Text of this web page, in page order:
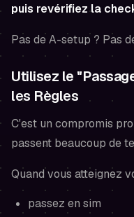
puis revérifiez la
Pas de A-setup ? Pas
Utilisez le
les Règles
C'est un compromis
passent beaucoup de
Quand vous atteignez
passez en sim